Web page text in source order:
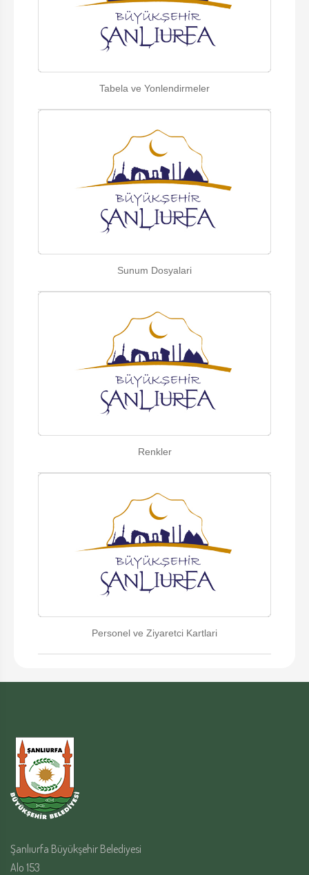
Tabela ve Yonlendirmeler
Sunum Dosyalari
Renkler
Personel ve Ziyaretci Kartlari
Şanlıurfa Büyükşehir Belediyesi
Alo 153